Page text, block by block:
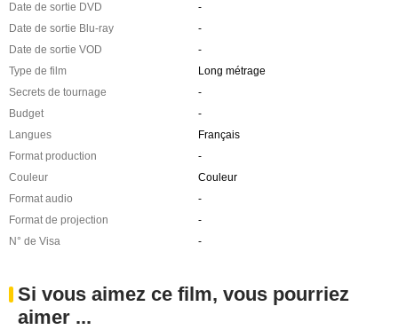
Date de sortie DVD
-
Date de sortie Blu-ray
-
Date de sortie VOD
-
Type de film
Long métrage
Secrets de tournage
-
Budget
-
Langues
Français
Format production
-
Couleur
Couleur
Format audio
-
Format de projection
-
N° de Visa
-
Si vous aimez ce film, vous pourriez
aimer ...